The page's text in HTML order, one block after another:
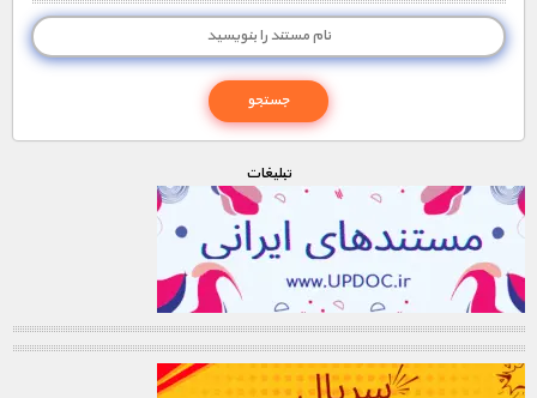
تبليغات